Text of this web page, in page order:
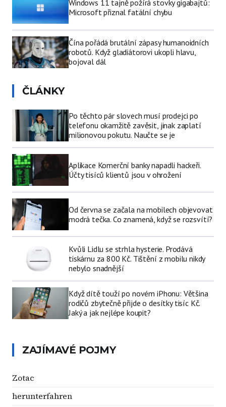
Windows 11 tajně požírá stovky gigabajtů:
Microsoft přiznal fatální chybu
Čína pořádá brutální zápasy humanoidních
robotů. Když gladiátorovi ukopli hlavu,
bojoval dál
ČLÁNKY
Po těchto pár slovech musí prodejci po
telefonu okamžitě zavěsit, jinak zaplatí
milionovou pokutu. Naučte se je
Aplikace Komerční banky napadli hackeři.
Účty tisíců klientů jsou v ohrožení
Od června se začala na mobilech objevovat
modrá tečka. Co znamená, když se rozsvítí?
Kvůli Lidlu se strhla hysterie. Prodává
tiskárnu za 800 Kč. Tištění z mobilu nikdy
nebylo snadnější
Když dítě touží po novém iPhonu: Většina
rodičů zbytečně přijde o desítky tisíc Kč.
Jaký a jak nejlépe koupit?
ZAJÍMAVÉ POJMY
Zotac
herunterfahren